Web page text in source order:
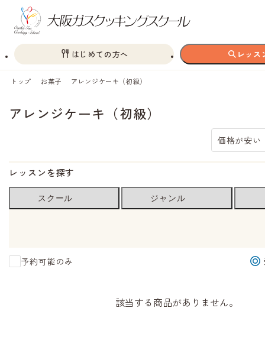
はじめての方へ レッス
トップ お菓子 アレンジケーキ（初級）
アレンジケーキ（初級）
価格が安い
レッスンを探す
スクール ジャンル
予約可能のみ
該当する商品がありません。